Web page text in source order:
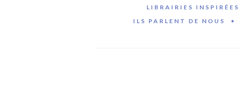
LIBRAIRIES INSPIRÉES
ILS PARLENT DE NOUS